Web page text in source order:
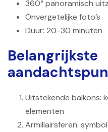
360° panoramisch
Onvergetelijke foto’s
Duur: 20-30 minuten
Belangrijkste
Uitstekende balkons:
elementen
Armillairsferen: